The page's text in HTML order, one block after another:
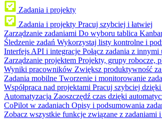
Zadania i projekty
Zadania i projekty Pracuj szybciej i łatwiej
Zarządzanie zadaniami Do wyboru tablica
Śledzenie zadań Wykorzystaj listy kontrolne i
Interfejs API i integracje Połącz zadania z
Zarządzanie projektem Projekty, grupy robocze,
Wyniki pracowników Zwiększ produktywność
Zadania mobilne Tworzenie i monitorowanie
Współpraca nad projektami Pracuj szybciej
Automatyzacja Zaoszczędź czas dzięki
CoPilot w zadaniach Opisy i podsumowania
Zobacz wszystkie funkcje związane z zadaniami